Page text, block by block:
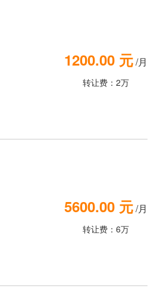
1200.00 元/月
转让费：2万
5600.00 元/月
转让费：6万